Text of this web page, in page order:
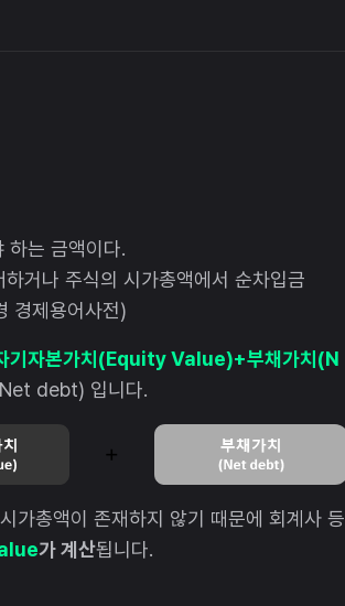
하는 금액이다.
거나 주식의 시가총액에서 순차입금
제용어사전)
자본가치(Equity Value)+부채가치(N
debt) 입니다.
가총액이 존재하지 않기 때문에 회계사 등
가 계산됩니다.